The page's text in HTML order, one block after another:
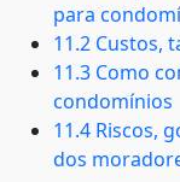
para
11.2 Custos,
11.3 Como
condomínios
11.4 Riscos,
dos